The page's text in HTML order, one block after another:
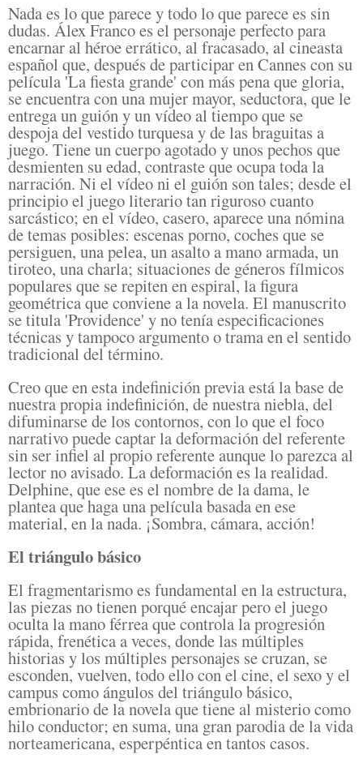
Nada es lo que parece y todo lo que parece es sin
dudas. Álex Franco es el personaje perfecto para
encarnar al héroe errático, al fracasado, al cineasta
español que, después de participar en Cannes con su
película 'La fiesta grande' con más pena que gloria,
se encuentra con una mujer mayor, seductora, que le
entrega un guión y un vídeo al tiempo que se
despoja del vestido turquesa y de las braguitas a
juego. Tiene un cuerpo agotado y unos pechos que
desmienten su edad, contraste que ocupa toda la
narración. Ni el vídeo ni el guión son tales; desde el
principio el juego literario tan riguroso cuanto
sarcástico; en el vídeo, casero, aparece una nómina
de temas posibles: escenas porno, coches que se
persiguen, una pelea, un asalto a mano armada, un
tiroteo, una charla; situaciones de géneros fílmicos
populares que se repiten en espiral, la figura
geométrica que conviene a la novela. El manuscrito
se titula 'Providence' y no tenía especificaciones
técnicas y tampoco argumento o trama en el sentido
tradicional del término.
Creo que en esta indefinición previa está la base de
nuestra propia indefinición, de nuestra niebla, del
difuminarse de los contornos, con lo que el foco
narrativo puede captar la deformación del referente
sin ser infiel al propio referente aunque lo parezca al
lector no avisado. La deformación es la realidad.
Delphine, que ese es el nombre de la dama, le
plantea que haga una película basada en ese
material, en la nada. ¡Sombra, cámara, acción!
El triángulo básico
El fragmentarismo es fundamental en la estructura,
las piezas no tienen porqué encajar pero el juego
oculta la mano férrea que controla la progresión
rápida, frenética a veces, donde las múltiples
historias y los múltiples personajes se cruzan, se
esconden, vuelven, todo ello con el cine, el sexo y el
campus como ángulos del triángulo básico,
embrionario de la novela que tiene al misterio como
hilo conductor; en suma, una gran parodia de la vida
norteamericana, esperpéntica en tantos casos.